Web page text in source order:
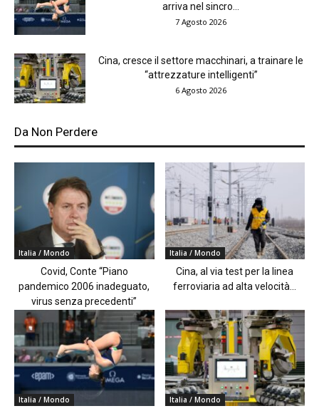
arriva nel sincro...
7 Agosto 2026
Cina, cresce il settore macchinari, a trainare le
“attrezzature intelligenti”
6 Agosto 2026
Da Non Perdere
Italia / Mondo
Covid, Conte “Piano
pandemico 2006 inadeguato,
virus senza precedenti”
Italia / Mondo
Cina, al via test per la linea
ferroviaria ad alta velocità...
Italia / Mondo Italia / Mondo